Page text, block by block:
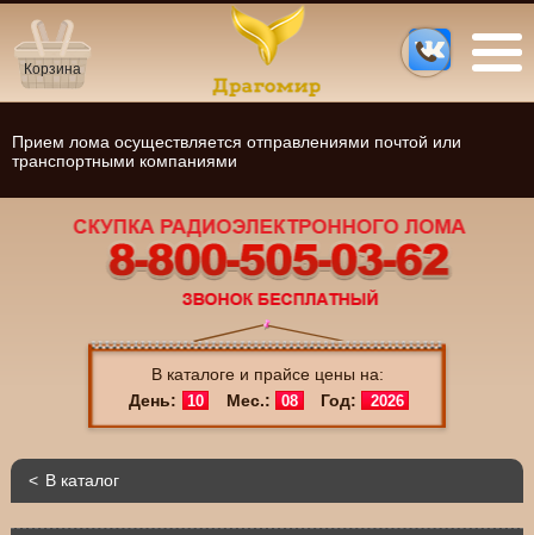
В каталоге и прайсе цены на:
День:
10 Мес.: 08 Год: 2026
Корзина
Прием лома осуществляется отправлениями почтой или
транспортными компаниями
В каталог